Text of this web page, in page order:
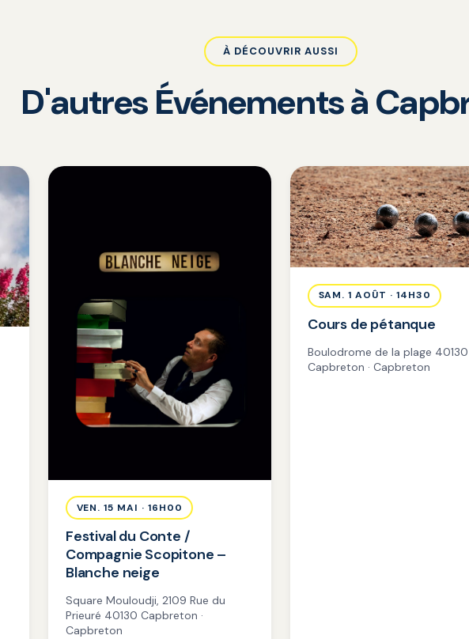
À DÉCOUVRIR AUSSI
D'autres Événements à
VEN. 15 MAI · 16H00
Festival du Conte /
Compagnie Scopitone –
Blanche neige
Square Mouloudji, 2109 Rue du
Prieuré 40130 Capbreton ·
Capbreton
SAM. 1 AOÛT · 14H30
Cours de pétanque
Boulodrome de la plage 40130
Capbreton · Capbreton